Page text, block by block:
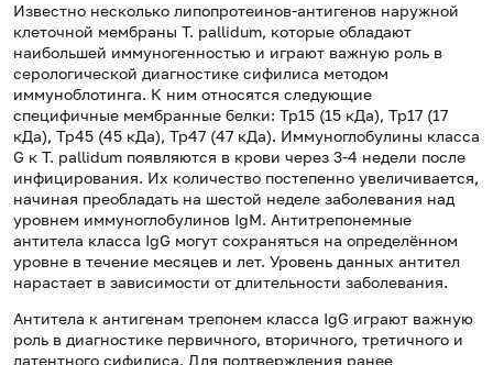
Известно несколько липопротеинов-антигенов наружной
клеточной мембраны T. рallidum, которые обладают
наибольшей иммуногенностью и играют важную роль в
серологической диагностике сифилиса методом
иммуноблотинга. К ним относятся следующие
специфичные мембранные белки: Tp15 (15 кДа), Tp17 (17
кДа), Tp45 (45 кДа), Tp47 (47 кДа). Иммуноглобулины класса
G к T. pallidum появляются в крови через 3-4 недели после
инфицирования. Их количество постепенно увеличивается,
начиная преобладать на шестой неделе заболевания над
уровнем иммуноглобулинов IgM. Антитрепонемные
антитела класса IgG могут сохраняться на определённом
уровне в течение месяцев и лет. Уровень данных антител
нарастает в зависимости от длительности заболевания.
Антитела к антигенам трепонем класса IgG играют важную
роль в диагностике первичного, вторичного, третичного и
латентного сифилиса. Для подтверждения ранее